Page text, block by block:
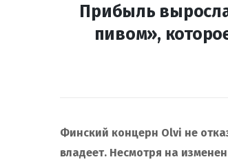
Прибыль
пивом»,
Финский концерн Olvi не
владеет. Несмотря на